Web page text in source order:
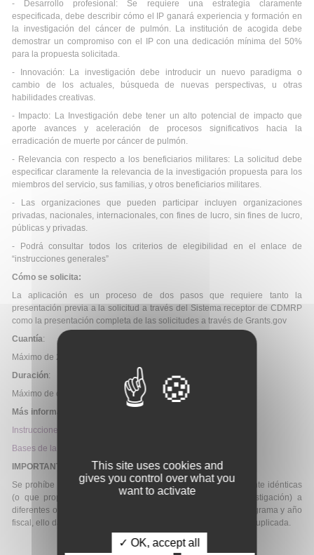
- Desarrollo profesional: Se requiere una estrategia claramente
especificada, debe describir cómo el IP ganará experiencia y formación en
la investigación del cáncer de pulmón. La institución de acogida debe
demostrar un compromiso con el IP con una dedicación mínima del 50%
para la propuesta solicitada.
- Innovación: La investigación debe introducir un nuevo paradigma o
cambio de los actuales, búsqueda de nuevas perspectivas, u otras
habilidades creativas.
- Impacto: La Investigación debe tener un alto potencial de impacto que
aporte avances y aceleración de procesos significativos hacia la
erradicación de muerte por cáncer de pulmón.
- Relevancia con respecto a los beneficiarios militares: La solicitud debe
especificar claramente la relevancia de la investigación propuesta para los
miembros del servicio, sus familias, y otros beneficiarios militares.
- Las organizaciones que pueden participar incluyen organizaciones
privadas, nacionales, internacionales, con fines de lucro, sin fines de lucro,
públicas y privadas.
- Podrá consultar todos los criterios de elegibilidad en el enlace de
“instrucciones generales”
Cómo se solicita:
La aplicación es un proceso de dos pasos que requiere tanto la
presentación previa a la solicitud a través del Sistema receptor de CDMRP
como la presentación completa de las solicitudes a través de Grants.gov
Cuantía:
Máximo de 240.000 dólares + costes indirectos.
Duración:
Máximo de dos años.
Más información:
Instrucciones generales
Bases de la convocatoria
IMPORTANTE
Se prohíbe la presentación de solicitudes que son esencialmente idénticas
(o que proponen esencialmente el mismo proyecto de investigación) a
diferentes oportunidades de financiación dentro del mismo programa y año
fiscal, ello dará lugar a la retirada administrativa de la solicitud duplicada.
This site uses cookies and
gives you control over what you
want to activate
✓ OK, accept all